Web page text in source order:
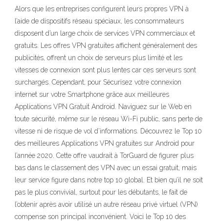
Alors que les entreprises configurent leurs propres VPN à
l’aide de dispositifs réseau spéciaux, les consommateurs
disposent d’un large choix de services VPN commerciaux et
gratuits. Les offres VPN gratuites affichent généralement des
publicités, offrent un choix de serveurs plus limité et les
vitesses de connexion sont plus lentes car ces serveurs sont
surchargés. Cependant, pour Sécurisez votre connexion
internet sur votre Smartphone grâce aux meilleures
Applications VPN Gratuit Android. Naviguez sur le Web en
toute sécurité, même sur le réseau Wi-Fi public, sans perte de
vitesse ni de risque de vol d’informations. Découvrez le Top 10
des meilleures Applications VPN gratuites sur Android pour
l’année 2020. Cette offre vaudrait à TorGuard de figurer plus
bas dans le classement des VPN avec un essai gratuit, mais
leur service figure dans notre top 10 global. Et bien qu’il ne soit
pas le plus convivial, surtout pour les débutants, le fait de
l’obtenir après avoir utilisé un autre réseau privé virtuel (VPN)
compense son principal inconvénient. Voici le Top 10 des